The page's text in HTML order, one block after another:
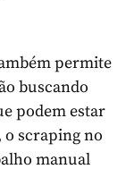
permite
buscando
podem estar
o scraping no
manual